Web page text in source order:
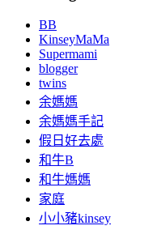
BB
KinseyMaMa
Supermami
blogger
twins
余媽媽
余媽媽手記
假日好去處
和牛B
和牛媽媽
家庭
小小豬kinsey